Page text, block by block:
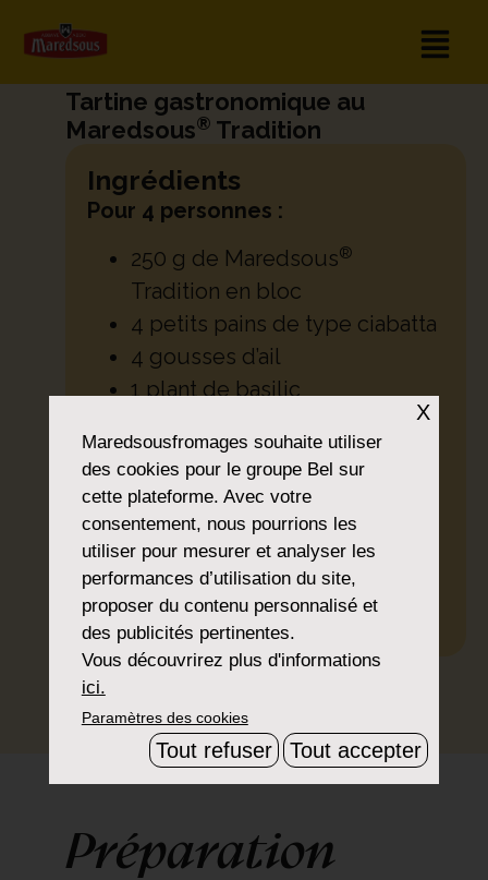
Tartine gastronomique au
Maredsous® Tradition
Ingrédients
Pour 4 personnes :
250 g de Maredsous®
Tradition en bloc
4 petits pains de type ciabatta
4 gousses d’ail
1 plant de basilic
8 tomates cerises (jaunes ou
rouges)
100 g de parmesan
200 ml d’huile d’olive
Roquette, pignons de pin et
lait
Préparation
X
Maredsousfromages souhaite utiliser
des cookies pour le groupe Bel sur
cette plateforme. Avec votre
consentement, nous pourrions les
utiliser pour mesurer et analyser les
performances d’utilisation du site,
proposer du contenu personnalisé et
des publicités pertinentes.
Vous découvrirez plus d'informations
ici.
Paramètres des cookies
Tout refuser Tout accepter